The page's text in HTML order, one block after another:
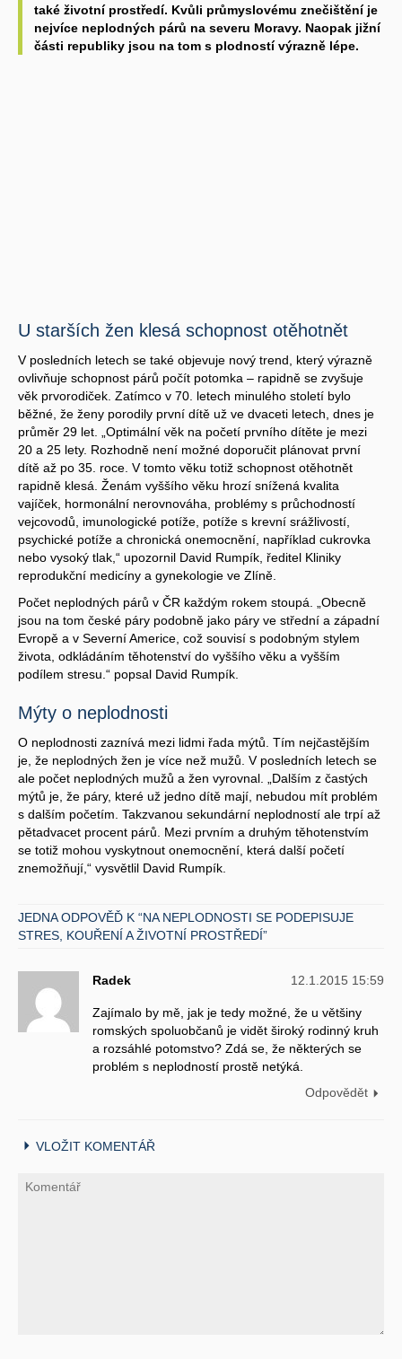
také životní prostředí. Kvůli průmyslovému znečištění je
nejvíce neplodných párů na severu Moravy. Naopak jižní
části republiky jsou na tom s plodností výrazně lépe.
U starších žen klesá schopnost otěhotnět
V posledních letech se také objevuje nový trend, který výrazně
ovlivňuje schopnost párů počít potomka – rapidně se zvyšuje
věk prvorodiček. Zatímco v 70. letech minulého století bylo
běžné, že ženy porodily první dítě už ve dvaceti letech, dnes je
průměr 29 let. „Optimální věk na početí prvního dítěte je mezi
20 a 25 lety. Rozhodně není možné doporučit plánovat první
dítě až po 35. roce. V tomto věku totiž schopnost otěhotnět
rapidně klesá. Ženám vyššího věku hrozí snížená kvalita
vajíček, hormonální nerovnováha, problémy s průchodností
vejcovodů, imunologické potíže, potíže s krevní srážlivostí,
psychické potíže a chronická onemocnění, například cukrovka
nebo vysoký tlak,“ upozornil David Rumpík, ředitel Kliniky
reprodukční medicíny a gynekologie ve Zlíně.
Počet neplodných párů v ČR každým rokem stoupá. „Obecně
jsou na tom české páry podobně jako páry ve střední a západní
Evropě a v Severní Americe, což souvisí s podobným stylem
života, odkládáním těhotenství do vyššího věku a vyšším
podílem stresu.“ popsal David Rumpík.
Mýty o neplodnosti
O neplodnosti zaznívá mezi lidmi řada mýtů. Tím nejčastějším
je, že neplodných žen je více než mužů. V posledních letech se
ale počet neplodných mužů a žen vyrovnal. „Dalším z častých
mýtů je, že páry, které už jedno dítě mají, nebudou mít problém
s dalším početím. Takzvanou sekundární neplodností ale trpí až
pětadvacet procent párů. Mezi prvním a druhým těhotenstvím
se totiž mohou vyskytnout onemocnění, která další početí
znemožňují,“ vysvětlil David Rumpík.
JEDNA ODPOVĚĎ K “NA NEPLODNOSTI SE PODEPISUJE
STRES, KOUŘENÍ A ŽIVOTNÍ PROSTŘEDÍ”
Radek 12.1.2015 15:59
Zajímalo by mě, jak je tedy možné, že u většiny
romských spoluobčanů je vidět široký rodinný kruh
a rozsáhlé potomstvo? Zdá se, že některých se
problém s neplodností prostě netýká.
Odpovědět
VLOŽIT KOMENTÁŘ